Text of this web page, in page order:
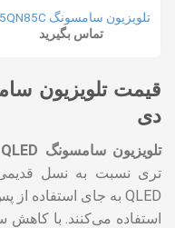
تلویزیون سامسونگ 55QN85C
تماس بگیرید
قیمت تلویزیون
دی
تلویزیون سامسونگ NEO QLED
تری نسبت به نسل قدیمی